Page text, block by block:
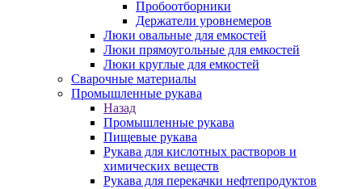
Пробоотборники
Держатели уровнемеров
Люки овальные для емкостей
Люки прямоугольные для емкостей
Люки круглые для емкостей
Сварочные материалы
Промышленные рукава
Назад
Промышленные рукава
Пищевые рукава
Рукава для кислотных растворов и
химических веществ
Рукава для перекачки нефтепродуктов